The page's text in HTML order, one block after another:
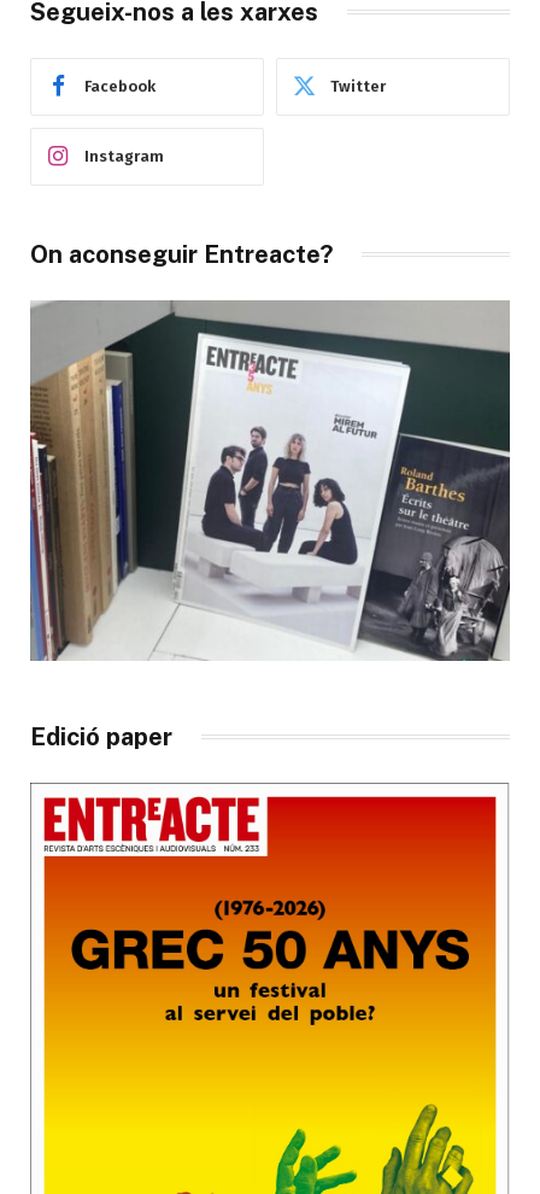
Segueix-nos a les xarxes
Facebook Twitter
Instagram
On aconseguir Entreacte?
Edició paper